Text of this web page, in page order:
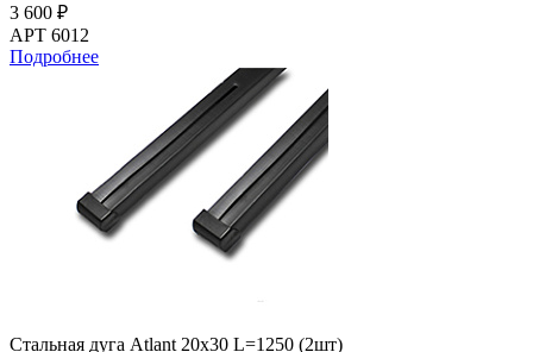
3 600 ₽
АРТ 6012
Подробнее
Стальная дуга Atlant 20х30 L=1250 (2шт)